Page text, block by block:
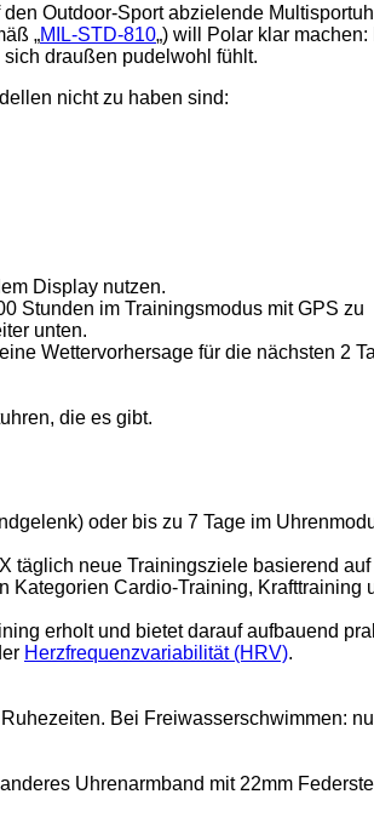
Outdoor-Sport abzielende
„MIL-STD-810„) will Polar klar machen:
draußen pudelwohl fühlt.
nicht zu haben sind:
Display nutzen.
Stunden im Trainingsmodus mit GPS zu
unten.
Wettervorhersage für die nächsten 2
die es gibt.
oder bis zu 7 Tage im
täglich neue Trainingsziele basierend auf
Kategorien Cardio-Training, Krafttraining
erholt und bietet darauf aufbauend
Herzfrequenzvariabilität (HRV).
Bei Freiwasserschwimmen:
Uhrenarmband mit 22mm